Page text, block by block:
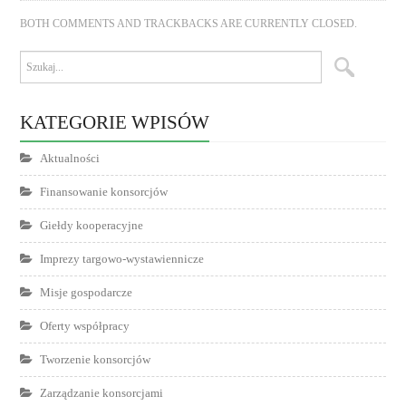
BOTH COMMENTS AND TRACKBACKS ARE CURRENTLY CLOSED.
KATEGORIE WPISÓW
Aktualności
Finansowanie konsorcjów
Giełdy kooperacyjne
Imprezy targowo-wystawiennicze
Misje gospodarcze
Oferty współpracy
Tworzenie konsorcjów
Zarządzanie konsorcjami